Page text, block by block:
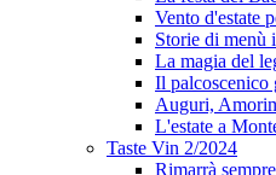
Vento d'estate
Storie di menù
La magia del
Il palcoscenico
Auguri,
L'estate a
Taste Vin 2/2024
Rimarrà